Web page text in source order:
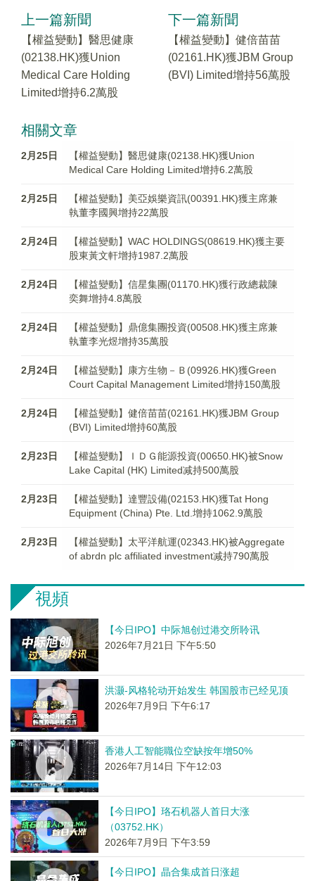
上一篇新聞
【權益變動】醫思健康
(02138.HK)獲Union
Medical Care Holding
Limited增持6.2萬股
下一篇新聞
【權益變動】健倍苗苗
(02161.HK)獲JBM Group
(BVI) Limited增持56萬股
相關文章
2月25日
【權益變動】醫思健康(02138.HK)獲Union
Medical Care Holding Limited增持6.2萬股
2月25日
【權益變動】美亞娛樂資訊(00391.HK)獲主席兼
執董李國興增持22萬股
2月24日
【權益變動】WAC HOLDINGS(08619.HK)獲主要
股東黃文軒增持1987.2萬股
2月24日
【權益變動】信星集團(01170.HK)獲行政總裁陳
奕舞增持4.8萬股
2月24日
【權益變動】鼎億集團投資(00508.HK)獲主席兼
執董李光煜增持35萬股
2月24日
【權益變動】康方生物－Ｂ(09926.HK)獲Green
Court Capital Management Limited增持150萬股
2月24日
【權益變動】健倍苗苗(02161.HK)獲JBM Group
(BVI) Limited增持60萬股
2月23日
【權益變動】ＩＤＧ能源投資(00650.HK)被Snow
Lake Capital (HK) Limited减持500萬股
2月23日
【權益變動】達豐設備(02153.HK)獲Tat Hong
Equipment (China) Pte. Ltd.增持1062.9萬股
2月23日
【權益變動】太平洋航運(02343.HK)被Aggregate
of abrdn plc affiliated investment减持790萬股
視頻
【今日IPO】中际旭创过港交所聆讯
2026年7月21日 下午5:50
洪灏-风格轮动开始发生 韩国股市已经见顶
2026年7月9日 下午6:17
香港人工智能職位空缺按年增50%
2026年7月14日 下午12:03
【今日IPO】珞石机器人首日大涨
（03752.HK）
2026年7月9日 下午3:59
【今日IPO】晶合集成首日涨超